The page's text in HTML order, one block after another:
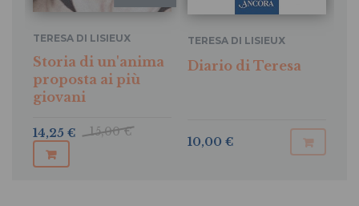
TERESA DI LISIEUX
Storia di un'anima
proposta ai più
giovani
15,00 €
14,25 €
TERESA DI LISIEUX
Diario di Teresa
10,00 €